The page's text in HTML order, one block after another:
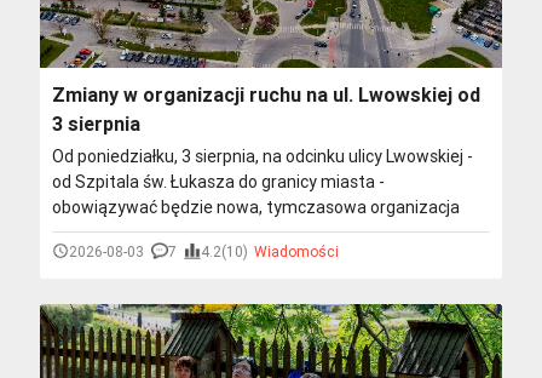
Zmiany w organizacji ruchu na ul. Lwowskiej od
3 sierpnia
Od poniedziałku, 3 sierpnia, na odcinku ulicy Lwowskiej -
od Szpitala św. Łukasza do granicy miasta -
obowiązywać będzie nowa, tymczasowa organizacja
ruchu. W związku z realizowaną przebudową drogi, ruch
w obu kierunkach zostanie skierowany na południową
2026-08-03 7 4.2(10) Wiadomości